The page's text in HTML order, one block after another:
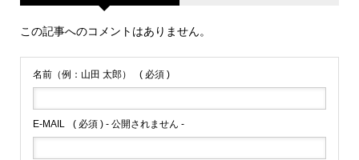
この記事へのコメントはありません。
名前（例：山田 太郎） ( 必須 )
E-MAIL ( 必須 ) - 公開されません -